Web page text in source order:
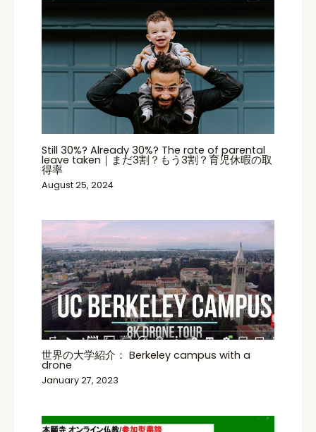
Still 30%? Already 30%? The rate of parental
leave taken｜まだ3割？もう3割？育児休暇の取
得率
August 25, 2024
世界の大学紹介： Berkeley campus with a
drone
January 27, 2023